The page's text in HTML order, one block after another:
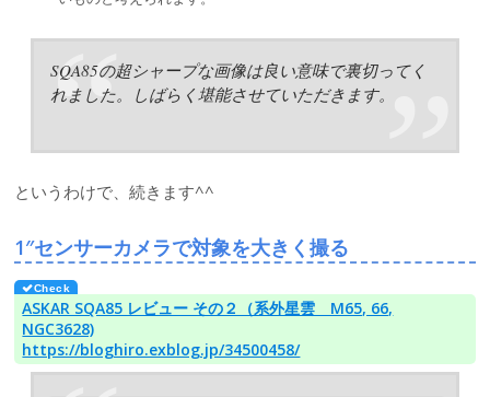
SQA85の超シャープな画像は良い意味で裏切ってく
れました。しばらく堪能させていただきます。
というわけで、続きます^^
1″センサーカメラで対象を大きく撮る
ASKAR SQA85 レビュー その２（系外星雲 M65, 66,
NGC3628)
https://bloghiro.exblog.jp/34500458/